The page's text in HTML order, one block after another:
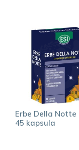
Erbe Della Notte
45 kapsula